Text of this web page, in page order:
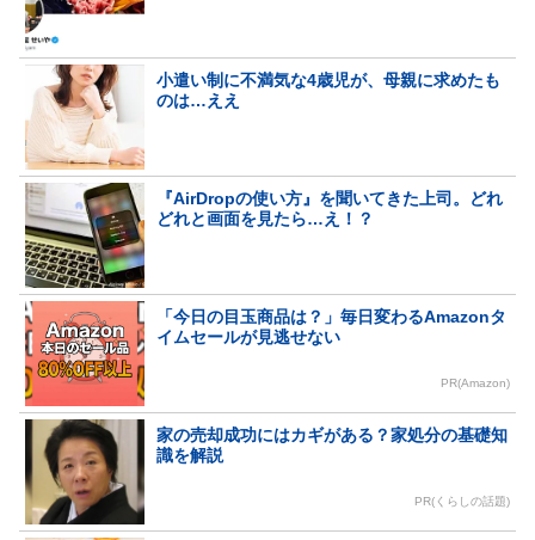
小遣い制に不満気な4歳児が、母親に求めたも
のは…ええ
『AirDropの使い方』を聞いてきた上司。どれ
どれと画面を見たら…え！？
「今日の目玉商品は？」毎日変わるAmazonタ
イムセールが見逃せない
PR(Amazon)
家の売却成功にはカギがある？家処分の基礎知
識を解説
PR(くらしの話題)